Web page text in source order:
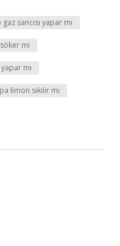
sancısı yapar mı
mi
mı
limon sıkılır mı